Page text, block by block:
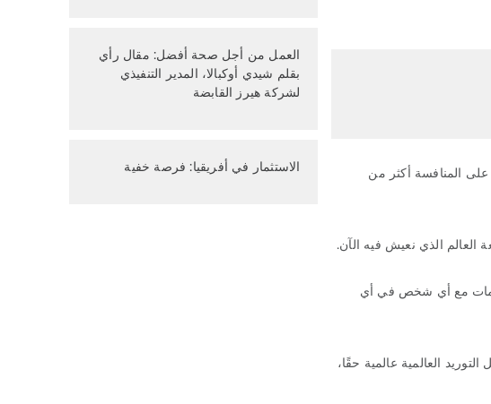
على المنافسة أكثر من
العالم الذي نعيش فيه الآن.
مع أي شخص في أي
العالمية عالمية حقًا،
العمل من أجل صحة أفضل: مقال رأي
بقلم شيدي أوكبالا، المدير التنفيذي
لشركة هيرز القابضة
الاستثمار في أفريقيا: فرصة خفية